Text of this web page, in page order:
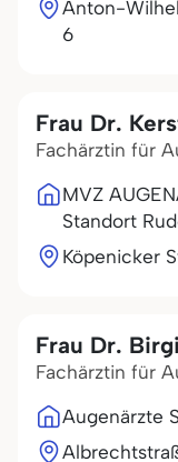
Anton-
6
Frau Dr.
Fachärztin für
MVZ
Standort
Köpenicker
Frau Dr.
Fachärztin für
Augenärzte